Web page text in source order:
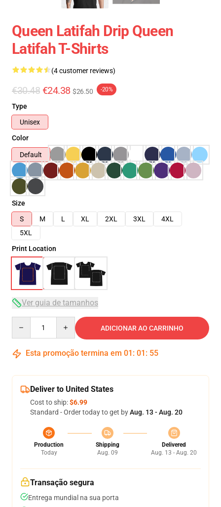
Queen Latifah Drip Queen
Latifah T-Shirts
(4 customer reviews)
€30.48 €24.38 $26.50 -20%
Type
Unisex
Color
Default
Size
S
M L XL 2XL 3XL
4XL
5XL
Print Location
Ver guia de tamanhos
ADICIONAR AO CARRINHO
Esta promoção termina em 01 : 01 : 54
Deliver to United States
Cost to ship:$6.99
Standard - Order today to get byAug. 13 - Aug. 20
Production
Today
Shipping
Aug. 09
Delivered
Aug. 13 - Aug. 20
Transação segura
Entrega mundial na sua porta